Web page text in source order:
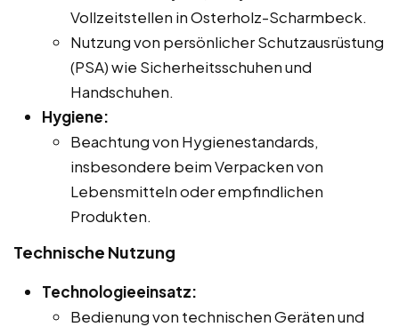
Vollzeitstellen in Osterholz-Scharmbeck.
Nutzung von persönlicher Schutzausrüstung
(PSA) wie Sicherheitsschuhen und
Handschuhen.
Hygiene:
Beachtung von Hygienestandards,
insbesondere beim Verpacken von
Lebensmitteln oder empfindlichen
Produkten.
Technische Nutzung
Technologieeinsatz:
Bedienung von technischen Geräten und